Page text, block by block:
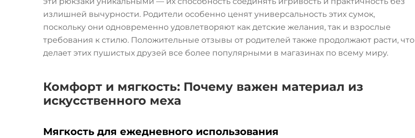
излишней вычурности. Родители особенно ценят универсальность этих сумок,
поскольку они одновременно удовлетворяют как детские желания, так и взрослые
требования к стилю. Положительные отзывы от родителей также продолжают расти, что
делает этих пушистых друзей все более популярными в магазинах по всему миру.
Комфорт и мягкость: Почему важен материал из
искусственного меха
Мягкость для ежедневного использования